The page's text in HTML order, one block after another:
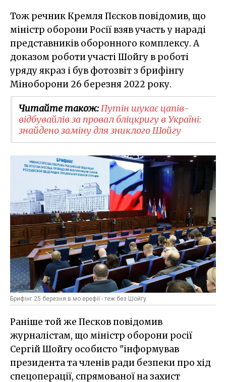
Тож речник Кремля Пєсков повідомив, що
міністр оборони Росії взяв участь у нараді
представників оборонного комплексу. А
доказом роботи участі Шойгу в роботі
уряду якраз і був фотозвіт з брифінгу
Міноборони 26 березня 2022 року.
Читайте також:Путін шукає цапів-
відбувайлів за провал бліцкригу в Україні:
знайдено заміну для зниклого Шойгу
Брифінг 25 березня в мо ерефії - теж без Шойгу
Раніше той же Песков повідомив
журналістам, що міністр оборони росії
Сергій Шойгу особисто "інформував
президента та членів ради безпеки про хід
спецоперації, спрямованої на захист